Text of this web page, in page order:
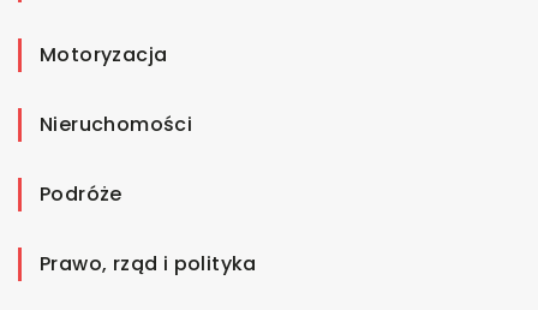
Motoryzacja
Nieruchomości
Podróże
Prawo, rząd i polityka